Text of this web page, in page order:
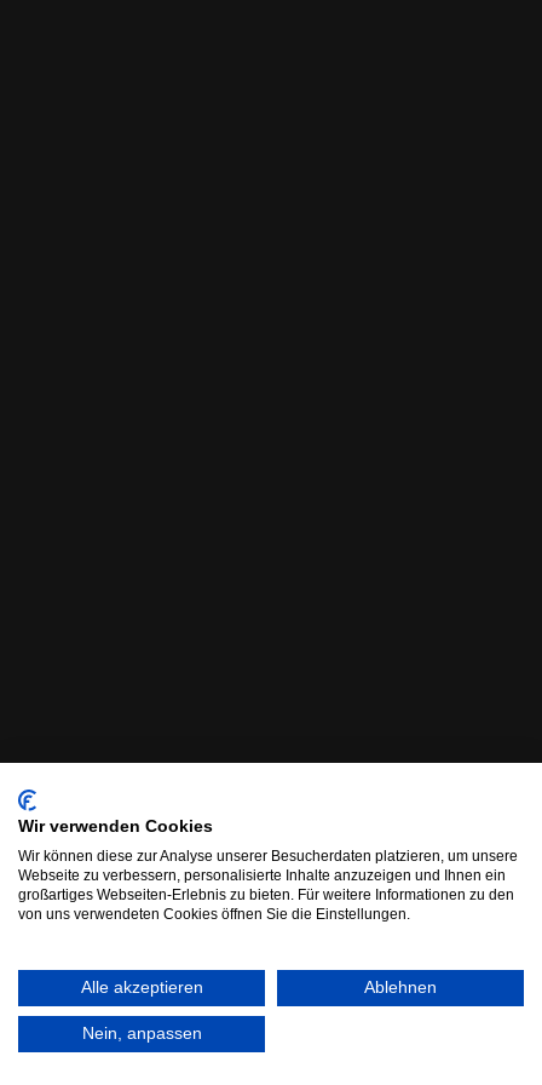
Wir verwenden Cookies
Wir können diese zur Analyse unserer Besucherdaten platzieren, um unsere
Webseite zu verbessern, personalisierte Inhalte anzuzeigen und Ihnen ein
großartiges Webseiten-Erlebnis zu bieten. Für weitere Informationen zu den
von uns verwendeten Cookies öffnen Sie die Einstellungen.
Alle akzeptieren Ablehnen
Nein, anpassen